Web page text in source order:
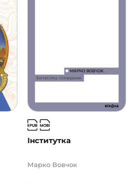
Інститутка
Марко Вовчок